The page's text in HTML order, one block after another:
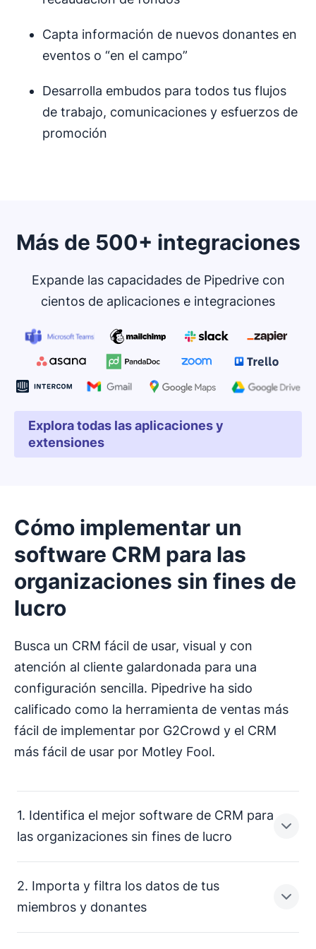
Capta información de nuevos donantes en
eventos o “en el campo”
Desarrolla embudos para todos tus flujos
de trabajo, comunicaciones y esfuerzos de
promoción
Más de 500+ integraciones
Expande las capacidades de Pipedrive con
cientos de aplicaciones e integraciones
Explora todas las aplicaciones y
extensiones
Cómo implementar un
software CRM para las
organizaciones sin fines de
lucro
Busca un CRM fácil de usar, visual y con
atención al cliente galardonada para una
configuración sencilla. Pipedrive ha sido
calificado como la herramienta de ventas más
fácil de implementar por G2Crowd y el CRM
más fácil de usar por Motley Fool.
1. Identifica el mejor software de CRM para
las organizaciones sin fines de lucro
Reúne a un grupo de partes interesadas internas para
2. Importa y filtra los datos de tus
miembros y donantes